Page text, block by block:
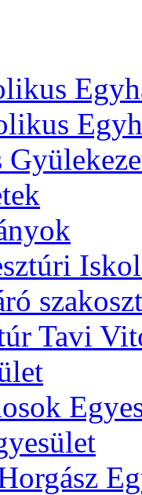
Tavi